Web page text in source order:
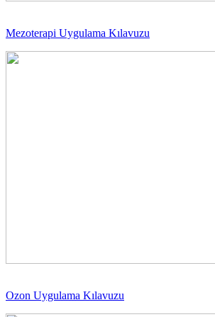
Mezoterapi Uygulama Kılavuzu
Ozon Uygulama Kılavuzu